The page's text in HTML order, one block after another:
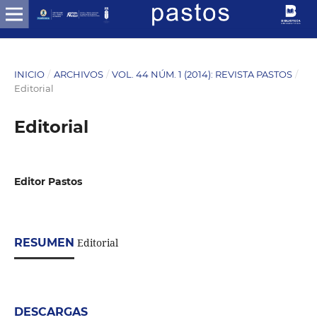
INICIO / ARCHIVOS / VOL. 44 NÚM. 1 (2014): REVISTA PASTOS /
Editorial
Editorial
Editor Pastos
RESUMEN Editorial
DESCARGAS